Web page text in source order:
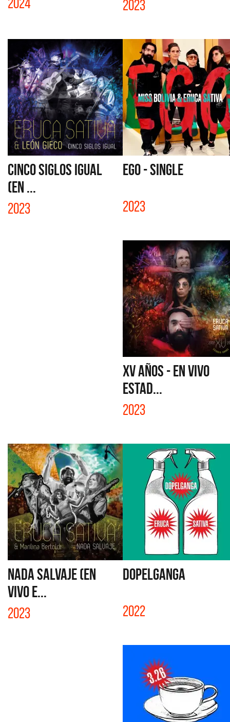
2023
CINCO SIGLOS IGUAL
(EN ...
2023
EGO - SINGLE
2023
XV AÑOS - EN VIVO
ESTAD...
2023
NADA SALVAJE (EN
VIVO E...
2023
DOPELGANGA
2022